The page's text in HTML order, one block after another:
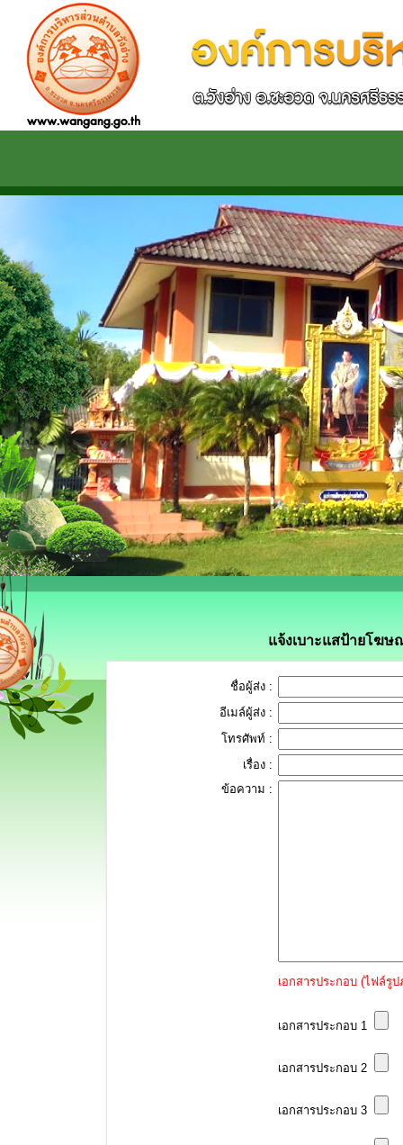
แจ้งเบาะแสป้ายโฆ
ชื่อผู้ส่ง :
อีเมล์ผู้ส่ง :
โทรศัพท์ :
เรื่อง :
ข้อความ :
เอกสารประกอบ (ไฟล์รู
เอกสารประกอบ 1
เอกสารประกอบ 2
เอกสารประกอบ 3